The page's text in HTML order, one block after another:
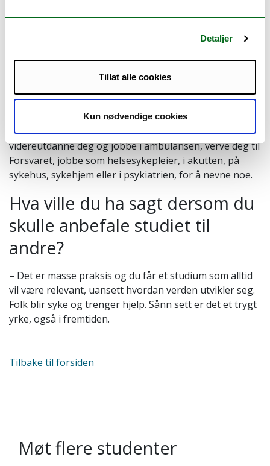
Detaljer
Tillat alle cookies
Kun nødvendige cookies
gjør det mulig å bli kjent med hele klassen og med
Hvilke muligheter får man
etter studiet?
– Det er så fryktelig mye man kan gjøre! Du kan
videreutdanne deg og jobbe i ambulansen, verve deg til
Forsvaret, jobbe som helsesykepleier, i akutten, på
sykehus, sykehjem eller i psykiatrien, for å nevne noe.
Hva ville du ha sagt dersom du
skulle anbefale studiet til
andre?
– Det er masse praksis og du får et studium som alltid
vil være relevant, uansett hvordan verden utvikler seg.
Folk blir syke og trenger hjelp. Sånn sett er det et trygt
yrke, også i fremtiden.
Tilbake til forsiden
Møt flere studenter